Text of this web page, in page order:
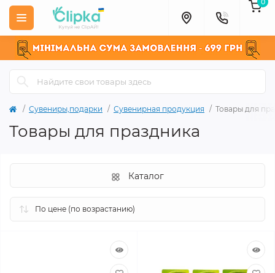
Сувениры,подарки Сувенирная продукция Товары для
Товары для праздника
Каталог